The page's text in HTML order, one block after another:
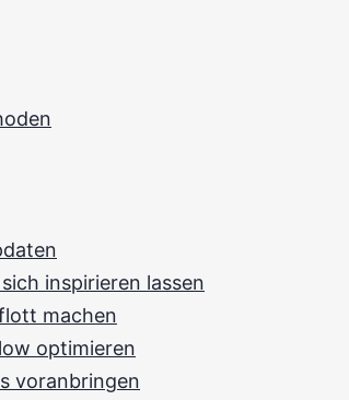
inspirieren lassen
machen
optimieren
voranbringen